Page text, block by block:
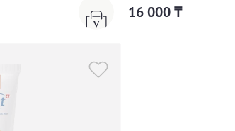
16 000 ₸